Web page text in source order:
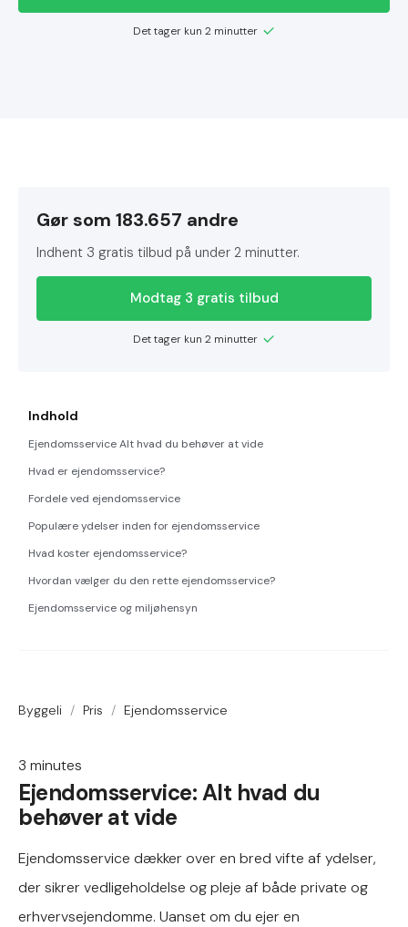
Det tager kun 2 minutter
Byggeli / Pris / Ejendomsservice
3 minutes
Ejendomsservice: Alt hvad du
behøver at vide
Ejendomsservice dækker over en bred vifte af ydelser,
der sikrer vedligeholdelse og pleje af både private og
erhvervsejendomme. Uanset om du ejer en
Gør som 183.657 andre
Indhent 3 gratis tilbud på under 2 minutter.
Modtag 3 gratis tilbud
Det tager kun 2 minutter
Indhold
Ejendomsservice Alt hvad du behøver at vide
Hvad er ejendomsservice?
Fordele ved ejendomsservice
Populære ydelser inden for ejendomsservice
Hvad koster ejendomsservice?
Hvordan vælger du den rette ejendomsservice?
Ejendomsservice og miljøhensyn